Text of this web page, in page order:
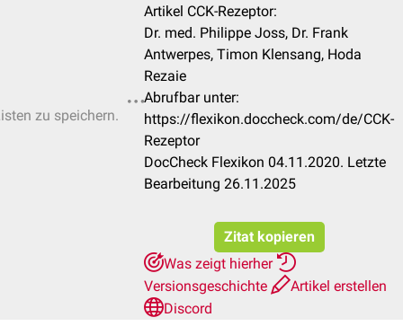
zu speichern.
Artikel CCK-Rezeptor:
Dr. med. Philippe Joss, Dr. Frank
Antwerpes, Timon Klensang, Hoda
Rezaie
Abrufbar unter:
https://flexikon.doccheck.com/de/CCK-
Rezeptor
DocCheck Flexikon 04.11.2020. Letzte
Bearbeitung 26.11.2025
Zitat kopieren
Was zeigt hierher
Versionsgeschichte
Artikel erstellen
Discord